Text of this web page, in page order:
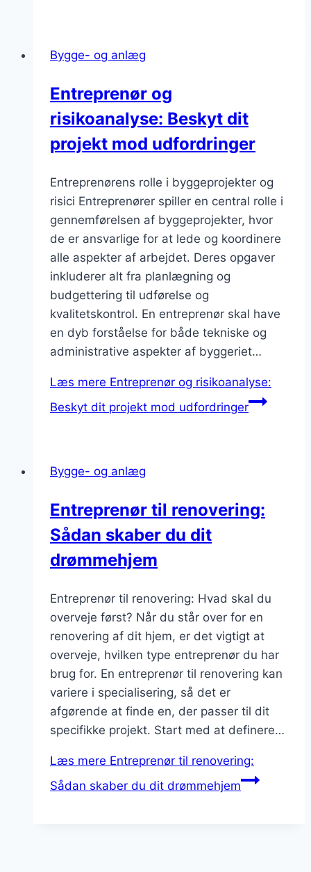
Bygge- og anlæg
Entreprenør og
risikoanalyse: Beskyt dit
projekt mod udfordringer
Entreprenørens rolle i byggeprojekter og
risici Entreprenører spiller en central rolle i
gennemførelsen af byggeprojekter, hvor
de er ansvarlige for at lede og koordinere
alle aspekter af arbejdet. Deres opgaver
inkluderer alt fra planlægning og
budgettering til udførelse og
kvalitetskontrol. En entreprenør skal have
en dyb forståelse for både tekniske og
administrative aspekter af byggeriet…
Læs mere Entreprenør og risikoanalyse:
Beskyt dit projekt mod udfordringer
Bygge- og anlæg
Entreprenør til renovering:
Sådan skaber du dit
drømmehjem
Entreprenør til renovering: Hvad skal du
overveje først? Når du står over for en
renovering af dit hjem, er det vigtigt at
overveje, hvilken type entreprenør du har
brug for. En entreprenør til renovering kan
variere i specialisering, så det er
afgørende at finde en, der passer til dit
specifikke projekt. Start med at definere…
Læs mere Entreprenør til renovering:
Sådan skaber du dit drømmehjem